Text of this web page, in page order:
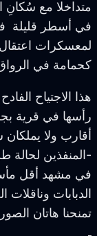
متداخلا مع سُكانِ
في أسطر قليلة
لمعسكرات اعتقال
كحمامة في
هذا الاجتياح
رأسها في قرية
أقارب ولا
-المنفذين لحالة
في مشهد أقل
الدبابات وناقلات
تمنحنا هاتان